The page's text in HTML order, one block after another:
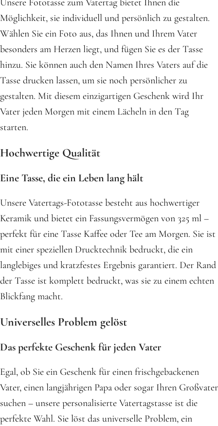
Unsere Fototasse zum Vatertag bietet Ihnen die
Möglichkeit, sie individuell und persönlich zu gestalten.
Wählen Sie ein Foto aus, das Ihnen und Ihrem Vater
besonders am Herzen liegt, und fügen Sie es der Tasse
hinzu. Sie können auch den Namen Ihres Vaters auf die
Tasse drucken lassen, um sie noch persönlicher zu
gestalten. Mit diesem einzigartigen Geschenk wird Ihr
Vater jeden Morgen mit einem Lächeln in den Tag
starten.
Hochwertige Qualität
Eine Tasse, die ein Leben lang hält
Unsere Vatertags-Fototasse besteht aus hochwertiger
Keramik und bietet ein Fassungsvermögen von 325 ml –
perfekt für eine Tasse Kaffee oder Tee am Morgen. Sie ist
mit einer speziellen Drucktechnik bedruckt, die ein
langlebiges und kratzfestes Ergebnis garantiert. Der Rand
der Tasse ist komplett bedruckt, was sie zu einem echten
Blickfang macht.
Universelles Problem gelöst
Das perfekte Geschenk für jeden Vater
Egal, ob Sie ein Geschenk für einen frischgebackenen
Vater, einen langjährigen Papa oder sogar Ihren Großvater
suchen – unsere personalisierte Vatertagstasse ist die
perfekte Wahl. Sie löst das universelle Problem, ein